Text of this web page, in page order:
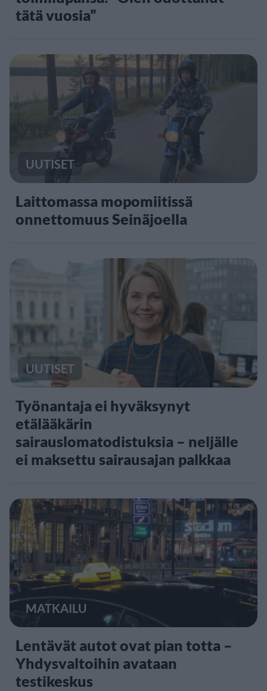
tätä vuosia”
UUTISET
Laittomassa mopomiitissä
onnettomuus Seinäjoella
UUTISET
Työnantaja ei hyväksynyt
etälääkärin
sairauslomatodistuksia – neljälle
ei maksettu sairausajan palkkaa
MATKAILU
Lentävät autot ovat pian totta –
Yhdysvaltoihin avataan
testikeskus